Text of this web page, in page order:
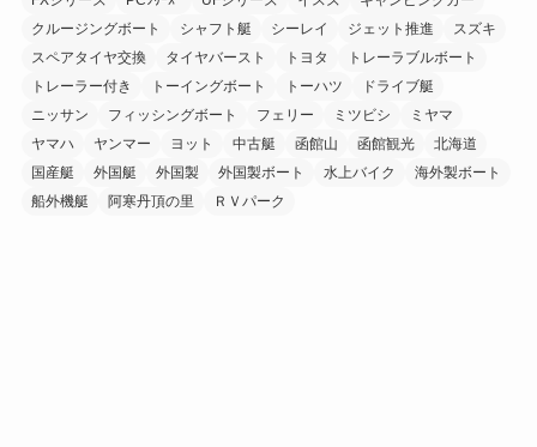
クルージングボート
シャフト艇 シーレイ ジェット推進
スズキ
スペアタイヤ交換
タイヤバースト トヨタ
トレーラブルボート
トレーラー付き
トーイングボート トーハツ
ドライブ艇
ニッサン
フィッシングボート フェリー ミツビシ
ミヤマ
ヤマハ
ヤンマー ヨット 中古艇 函館山 函館観光
北海道
国産艇
外国艇 外国製 外国製ボート 水上バイク
海外製ボート
船外機艇
阿寒丹頂の里 ＲＶパーク